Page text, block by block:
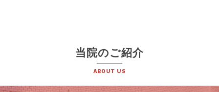
当院のご紹介
ABOUT US